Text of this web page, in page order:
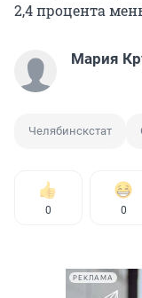
2,4 процента
Мария
Челябинскстат
0 0
РЕКЛАМА